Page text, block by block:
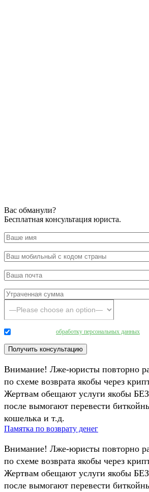
Вас обманули?
Бесплатная консультация юриста.
обработку персональных данных
Внимание! Лже-юристы повторно
по схеме возврата якобы через
Жертвам обещают услуги якобы
после вымогают перевести
кошелька и т.д.
Памятка по возврату денег
Внимание! Лже-юристы повторно
по схеме возврата якобы через
Жертвам обещают услуги якобы
после вымогают перевести